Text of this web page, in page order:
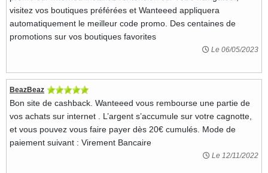
visitez vos boutiques préférées et Wanteeed appliquera
automatiquement le meilleur code promo. Des centaines de
promotions sur vos boutiques favorites
Le 06/05/2023
BeazBeaz
Bon site de cashback. Wanteeed vous rembourse une partie de
vos achats sur internet . L’argent s’accumule sur votre cagnotte,
et vous pouvez vous faire payer dès 20€ cumulés. Mode de
paiement suivant : Virement Bancaire
Le 12/11/2022